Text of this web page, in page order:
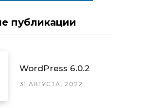
публикации
WordPress 6.0.2
31 АВГУСТА, 2022